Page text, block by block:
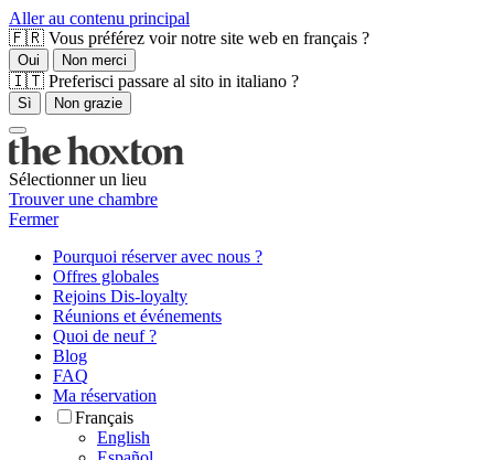
Aller au contenu principal
🇫🇷 Vous préférez voir notre site web en français ?
Oui Non merci
🇮🇹 Preferisci passare al sito in italiano ?
Sì Non grazie
Sélectionner un lieu
Trouver une chambre
Fermer
Pourquoi réserver avec nous ?
Offres globales
Rejoins Dis-loyalty
Réunions et événements
Quoi de neuf ?
Blog
FAQ
Ma réservation
Français
English